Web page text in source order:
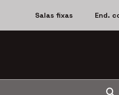
Salas fixas End.